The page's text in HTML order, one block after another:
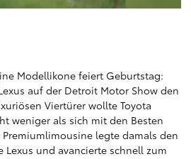
Modellikone feiert Geburtstag:
auf der Detroit Motor Show den
Viertürer wollte Toyota
weniger als sich mit den Besten
legte damals den
Lexus und avancierte schnell zum